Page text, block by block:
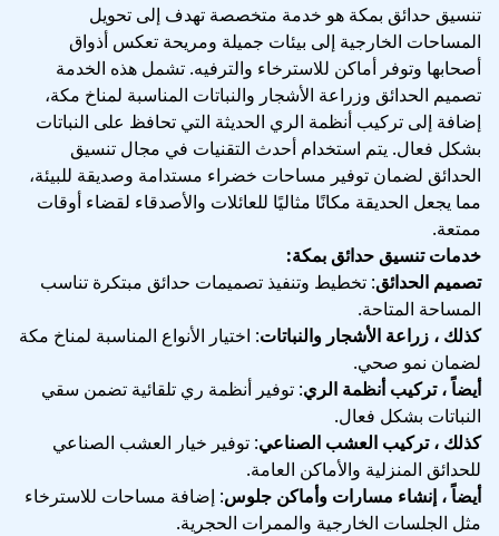
تنسيق حدائق بمكة هو خدمة متخصصة تهدف إلى تحويل
المساحات الخارجية إلى بيئات جميلة ومريحة تعكس أذواق
أصحابها وتوفر أماكن للاسترخاء والترفيه. تشمل هذه الخدمة
تصميم الحدائق وزراعة الأشجار والنباتات المناسبة لمناخ مكة،
إضافة إلى تركيب أنظمة الري الحديثة التي تحافظ على النباتات
بشكل فعال. يتم استخدام أحدث التقنيات في مجال تنسيق
الحدائق لضمان توفير مساحات خضراء مستدامة وصديقة للبيئة،
مما يجعل الحديقة مكانًا مثاليًا للعائلات والأصدقاء لقضاء أوقات
ممتعة.
خدمات تنسيق حدائق بمكة:
تصميم الحدائق: تخطيط وتنفيذ تصميمات حدائق مبتكرة تناسب
المساحة المتاحة.
كذلك ، زراعة الأشجار والنباتات: اختيار الأنواع المناسبة لمناخ مكة
لضمان نمو صحي.
أيضاً ، تركيب أنظمة الري: توفير أنظمة ري تلقائية تضمن سقي
النباتات بشكل فعال.
كذلك ، تركيب العشب الصناعي: توفير خيار العشب الصناعي
للحدائق المنزلية والأماكن العامة.
أيضاً ، إنشاء مسارات وأماكن جلوس: إضافة مساحات للاسترخاء
مثل الجلسات الخارجية والممرات الحجرية.